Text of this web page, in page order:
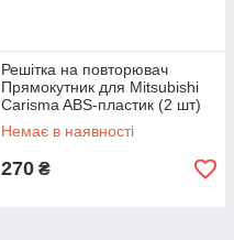
Решітка на повторювач
Прямокутник для Mitsubishi
Carisma ABS-пластик (2 шт)
Немає в наявності
270 ₴